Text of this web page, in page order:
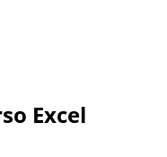
Excel